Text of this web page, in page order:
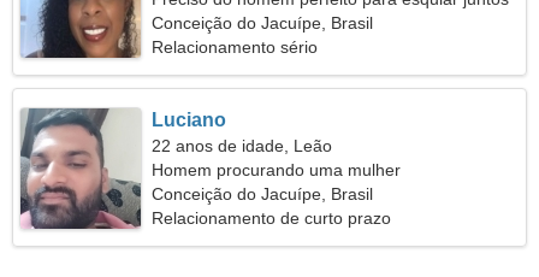
Conceição do Jacuípe, Brasil
Relacionamento sério
Luciano
22 anos de idade, Leão
Homem procurando uma mulher
Conceição do Jacuípe, Brasil
Relacionamento de curto prazo